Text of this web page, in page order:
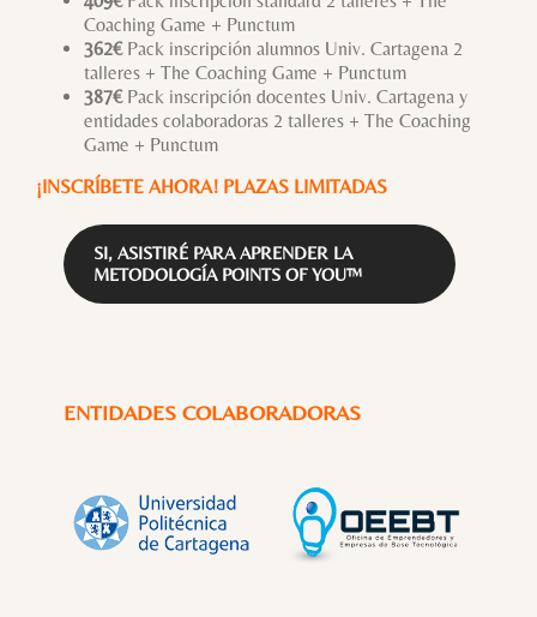
Coaching Game + Punctum
362€ Pack inscripción alumnos Univ. Cartagena 2
talleres + The Coaching Game + Punctum
387€ Pack inscripción docentes Univ. Cartagena y
entidades colaboradoras 2 talleres + The Coaching
Game + Punctum
¡INSCRÍBETE AHORA! PLAZAS LIMITADAS
SI, ASISTIRÉ PARA APRENDER LA
METODOLOGÍA POINTS OF YOU™
ENTIDADES COLABORADORAS